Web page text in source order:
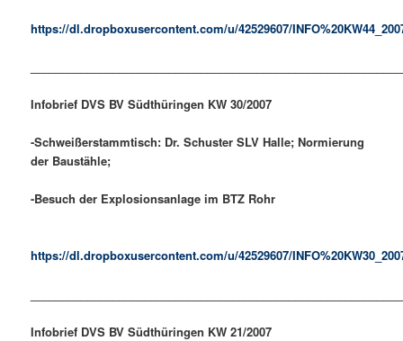
https://dl.dropboxusercontent.com/u/42529607/
Infobrief DVS BV Südthüringen KW 30/2007
-Schweißerstammtisch: Dr. Schuster SLV Halle; Normierung
der Baustähle;
-Besuch der Explosionsanlage im BTZ Rohr
https://dl.dropboxusercontent.com/u/42529607/
Infobrief DVS BV Südthüringen KW 21/2007